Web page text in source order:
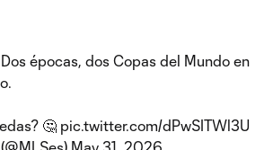
épocas, dos Copas del Mundo en
🤔 pic.twitter.com/dPwSITWl3U